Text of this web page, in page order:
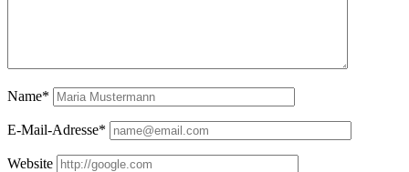
Name*
E-Mail-Adresse*
Website